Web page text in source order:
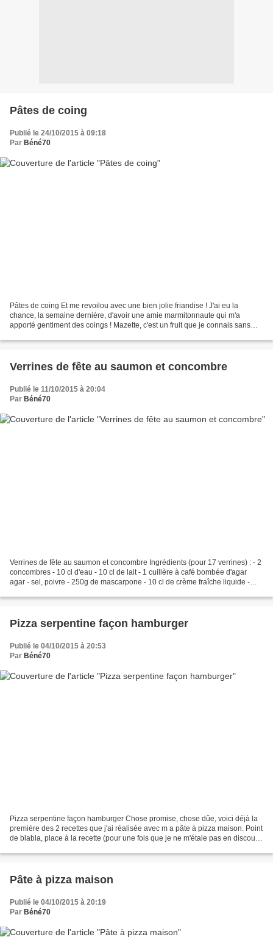
Pâtes de coing
Publié le 24/10/2015 à 09:18
Par Béné70
Pâtes de coing Et me revoilou avec une bien jolie friandise ! J'ai eu la
chance, la semaine dernière, d'avoir une amie marmitonnaute qui m'a
apporté gentiment des coings ! Mazette, c'est un fruit que je connais sans
Verrines de fête au saumon et concombre
Publié le 11/10/2015 à 20:04
Par Béné70
Verrines de fête au saumon et concombre Ingrédients (pour 17 verrines) : - 2
concombres - 10 cl d'eau - 10 cl de lait - 1 cuillère à café bombée d'agar
agar - sel, poivre - 250g de mascarpone - 10 cl de crème fraîche liquide -
Pizza serpentine façon hamburger
Publié le 04/10/2015 à 20:53
Par Béné70
Pizza serpentine façon hamburger Chose promise, chose dûe, voici déjà la
première des 2 recettes que j'ai réalisée avec m a pâte à pizza maison. Point
de blabla, place à la recette (pour une fois que je ne m'étale pas en discours
Pâte à pizza maison
Publié le 04/10/2015 à 20:19
Par Béné70